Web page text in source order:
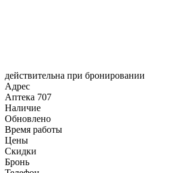
действительна при бронировании
Адрес
Аптека 707
Наличие
Обновлено
Время работы
Цены
Скидки
Бронь